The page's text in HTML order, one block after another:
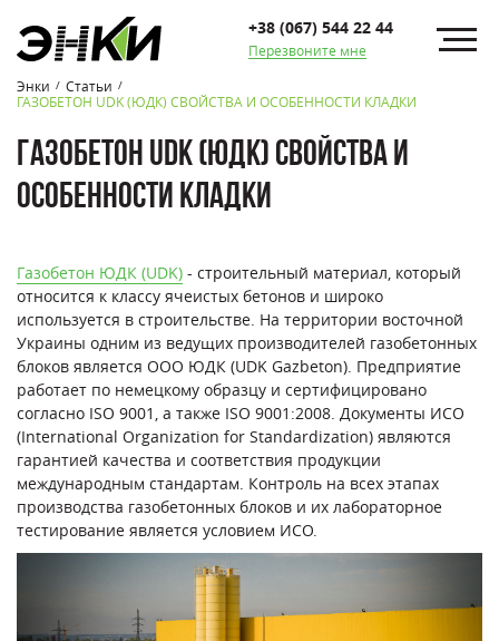
+38 (067) 544 22 44
Перезвоните мне
Энки / Статьи /
ГАЗОБЕТОН UDK (ЮДК) СВОЙСТВА И ОСОБЕННОСТИ КЛАДКИ
ГАЗОБЕТОН UDK (ЮДК) СВОЙСТВА И
ОСОБЕННОСТИ КЛАДКИ
Газобетон ЮДК (UDK) - строительный материал, который
относится к классу ячеистых бетонов и широко
используется в строительстве. На территории восточной
Украины одним из ведущих производителей газобетонных
блоков является ООО ЮДК (UDK Gazbeton). Предприятие
работает по немецкому образцу и сертифицировано
согласно ISO 9001, а также ISO 9001:2008. Документы ИСО
(International Organization for Standardization) являются
гарантией качества и соответствия продукции
международным стандартам. Контроль на всех этапах
производства газобетонных блоков и их лабораторное
тестирование является условием ИСО.